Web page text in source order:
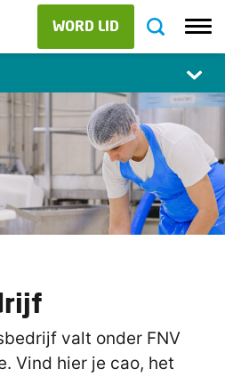
WORD LID
valt onder FNV
Vind hier je cao, het